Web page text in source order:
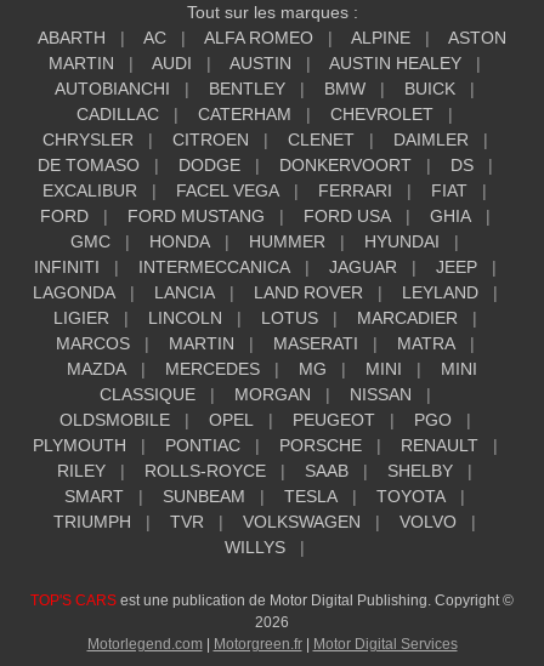
Tout sur les marques :
ABARTH
AC ALFA ROMEO ALPINE
ASTON
MARTIN
AUDI AUSTIN
AUSTIN HEALEY
AUTOBIANCHI
BENTLEY BMW
BUICK
CADILLAC
CATERHAM
CHEVROLET
CHRYSLER
CITROEN CLENET
DAIMLER
DE TOMASO
DODGE DONKERVOORT
DS
EXCALIBUR
FACEL VEGA FERRARI
FIAT
FORD
FORD MUSTANG FORD USA
GHIA
GMC
HONDA HUMMER
HYUNDAI
INFINITI
INTERMECCANICA JAGUAR
JEEP
LAGONDA
LANCIA LAND ROVER
LEYLAND
LIGIER
LINCOLN LOTUS
MARCADIER
MARCOS
MARTIN MASERATI
MATRA
MAZDA
MERCEDES MG MINI
MINI
CLASSIQUE
MORGAN
NISSAN
OLDSMOBILE
OPEL PEUGEOT
PGO
PLYMOUTH
PONTIAC PORSCHE
RENAULT
RILEY
ROLLS-ROYCE SAAB
SHELBY
SMART
SUNBEAM TESLA
TOYOTA
TRIUMPH
TVR VOLKSWAGEN
VOLVO
WILLYS
TOP'S CARS est une publication de Motor Digital Publishing. Copyright ©
2026
Motorlegend.com| Motorgreen.fr| Motor Digital Services